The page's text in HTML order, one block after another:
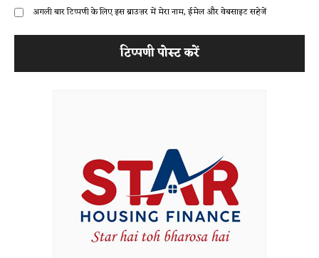
अगली बार टिप्पणी के लिए इस ब्राउज़र में मेरा नाम, ईमेल और वेबसाइट सहेजें